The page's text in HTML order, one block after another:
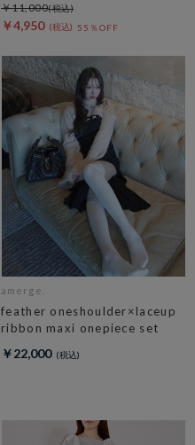
￥4,950 55％OFF
￥11,000
amerge.
feather oneshoulder×laceup
ribbon maxi onepiece set
￥22,000